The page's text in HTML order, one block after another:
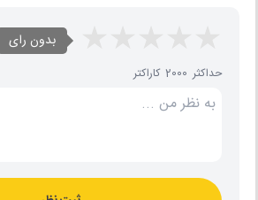
بدون رای
حداکثر 2000 کاراکتر